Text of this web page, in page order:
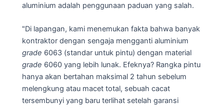
aluminium adalah penggunaan paduan yang salah.
"Di lapangan, kami menemukan fakta bahwa banyak
kontraktor dengan sengaja mengganti aluminium
grade 6063 (standar untuk pintu) dengan material
grade 6060 yang lebih lunak. Efeknya? Rangka pintu
hanya akan bertahan maksimal 2 tahun sebelum
melengkung atau macet total, sebuah cacat
tersembunyi yang baru terlihat setelah garansi